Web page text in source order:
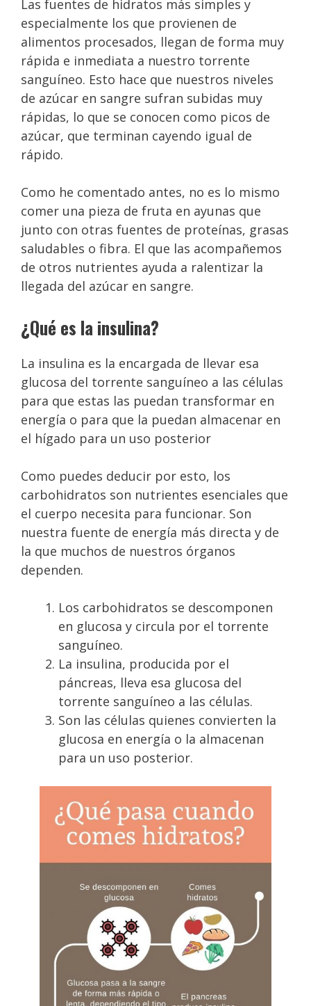
Las fuentes de hidratos más simples y
especialmente los que provienen de
alimentos procesados, llegan de forma muy
rápida e inmediata a nuestro torrente
sanguíneo. Esto hace que nuestros niveles
de azúcar en sangre sufran subidas muy
rápidas, lo que se conocen como picos de
azúcar, que terminan cayendo igual de
rápido.
Como he comentado antes, no es lo mismo
comer una pieza de fruta en ayunas que
junto con otras fuentes de proteínas, grasas
saludables o fibra. El que las acompañemos
de otros nutrientes ayuda a ralentizar la
llegada del azúcar en sangre.
¿Qué es la insulina?
La insulina es la encargada de llevar esa
glucosa del torrente sanguíneo a las células
para que estas las puedan transformar en
energía o para que la puedan almacenar en
el hígado para un uso posterior
Como puedes deducir por esto, los
carbohidratos son nutrientes esenciales que
el cuerpo necesita para funcionar. Son
nuestra fuente de energía más directa y de
la que muchos de nuestros órganos
dependen.
Los carbohidratos se descomponen
en glucosa y circula por el torrente
sanguíneo.
La insulina, producida por el
páncreas, lleva esa glucosa del
torrente sanguíneo a las células.
Son las células quienes convierten la
glucosa en energía o la almacenan
para un uso posterior.